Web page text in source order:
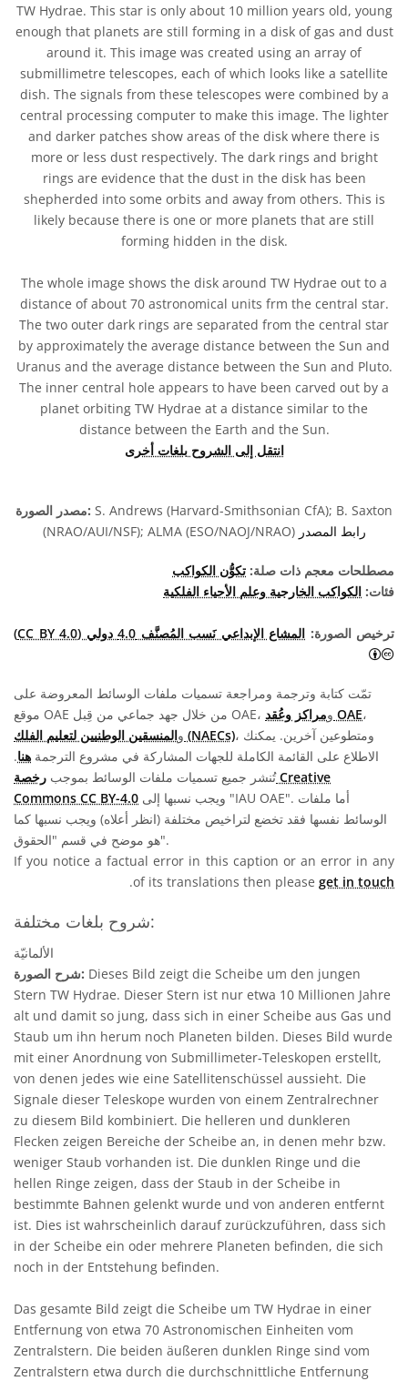
TW Hydrae. This star is only about 10 million years old, young
enough that planets are still forming in a disk of gas and dust
around it. This image was created using an array of
submillimetre telescopes, each of which looks like a satellite
dish. The signals from these telescopes were combined by a
central processing computer to make this image. The lighter
and darker patches show areas of the disk where there is
more or less dust respectively. The dark rings and bright
rings are evidence that the dust in the disk has been
shepherded into some orbits and away from others. This is
likely because there is one or more planets that are still
forming hidden in the disk.
The whole image shows the disk around TW Hydrae out to a
distance of about 70 astronomical units frm the central star.
The two outer dark rings are separated from the central star
by approximately the average distance between the Sun and
Uranus and the average distance between the Sun and Pluto.
The inner central hole appears to have been carved out by a
planet orbiting TW Hydrae at a distance similar to the
distance between the Earth and the Sun.
انتقل إلى الشروح بلغات أخرى
مصدر الصورة: S. Andrews (Harvard-Smithsonian CfA); B. Saxton
(NRAO/AUI/NSF); ALMA (ESO/NAOJ/NRAO) رابط المصدر
مصطلحات معجم ذات صلة: تكوُّن الكواكب
فئات: الكواكب الخارجية وعلم الأحياء الفلكية
ترخيص الصورة: المشاع الإبداعي نَسب المُصنَّف 4.0 دولي (CC BY 4.0)
المشاع الإبداعي نَسب المُصنَّف 4.0 دولي (CC BY 4.0) أيقونات
تمّت كتابة وترجمة ومراجعة تسميات ملفات الوسائط المعروضة على
موقع OAE من خلال جهد جماعي من قِبل OAE، و مراكز وعُقد OAE،
و المنسقين الوطنيين لتعليم الفلك (NAECs)، ومتطوعين آخرين. يمكنك
الاطلاع على القائمة الكاملة للجهات المشاركة في مشروع الترجمة هنا.
تُنشر جميع تسميات ملفات الوسائط بموجب رخصة Creative
Commons CC BY-4.0
الوسائط نفسها فقد تخضع لتراخيص مختلفة (انظر أعلاه) ويجب نسبها كما
هو موضح في قسم "الحقوق".
If you notice a factual error in this caption or an error in any
of its translations then please get in touch
.
شروح بلغات مختلفة:
الألمانيّة
شرح الصورة: Dieses Bild zeigt die Scheibe um den jungen
Stern TW Hydrae. Dieser Stern ist nur etwa 10 Millionen Jahre
alt und damit so jung, dass sich in einer Scheibe aus Gas und
Staub um ihn herum noch Planeten bilden. Dieses Bild wurde
mit einer Anordnung von Submillimeter-Teleskopen erstellt,
von denen jedes wie eine Satellitenschüssel aussieht. Die
Signale dieser Teleskope wurden von einem Zentralrechner
zu diesem Bild kombiniert. Die helleren und dunkleren
Flecken zeigen Bereiche der Scheibe an, in denen mehr bzw.
weniger Staub vorhanden ist. Die dunklen Ringe und die
hellen Ringe zeigen, dass der Staub in der Scheibe in
bestimmte Bahnen gelenkt wurde und von anderen entfernt
ist. Dies ist wahrscheinlich darauf zurückzuführen, dass sich
in der Scheibe ein oder mehrere Planeten befinden, die sich
noch in der Entstehung befinden.
Das gesamte Bild zeigt die Scheibe um TW Hydrae in einer
Entfernung von etwa 70 Astronomischen Einheiten vom
Zentralstern. Die beiden äußeren dunklen Ringe sind vom
Zentralstern etwa durch die durchschnittliche Entfernung